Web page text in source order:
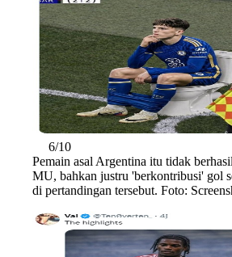
6/10
Pemain asal Argentina itu tidak
MU, bahkan justru 'berkontribusi' gol
di pertandingan tersebut. Foto: